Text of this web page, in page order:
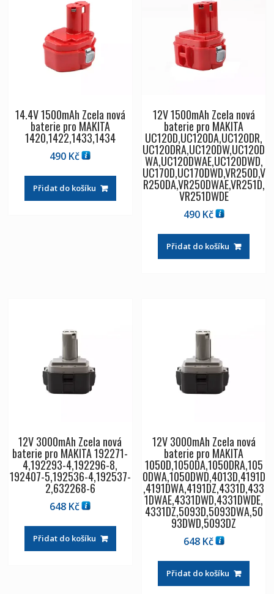
14.4V 1500mAh Zcela nová
baterie pro MAKITA
1420,1422,1433,1434
490 Kč
Přidat do košíku
12V 1500mAh Zcela nová
baterie pro MAKITA
UC120D,UC120DA,UC120DR,
UC120DRA,UC120DW,UC120D
WA,UC120DWAE,UC120DWD,
UC170D,UC170DWD,VR250D,V
R250DA,VR250DWAE,VR251D,
VR251DWDE
490 Kč
Přidat do košíku
12V 3000mAh Zcela nová
baterie pro MAKITA 192271-
4,192293-4,192296-8,
192407-5,192536-4,192537-
2,632268-6
648 Kč
Přidat do košíku
12V 3000mAh Zcela nová
baterie pro MAKITA
1050D,1050DA,1050DRA,105
0DWA,1050DWD,4013D,4191D
,4191DWA,4191DZ,4331D,433
1DWAE,4331DWD,4331DWDE,
4331DZ,5093D,5093DWA,50
93DWD,5093DZ
648 Kč
Přidat do košíku